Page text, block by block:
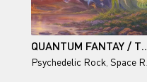
QUANTUM
Psychedelic Rock Space Rock